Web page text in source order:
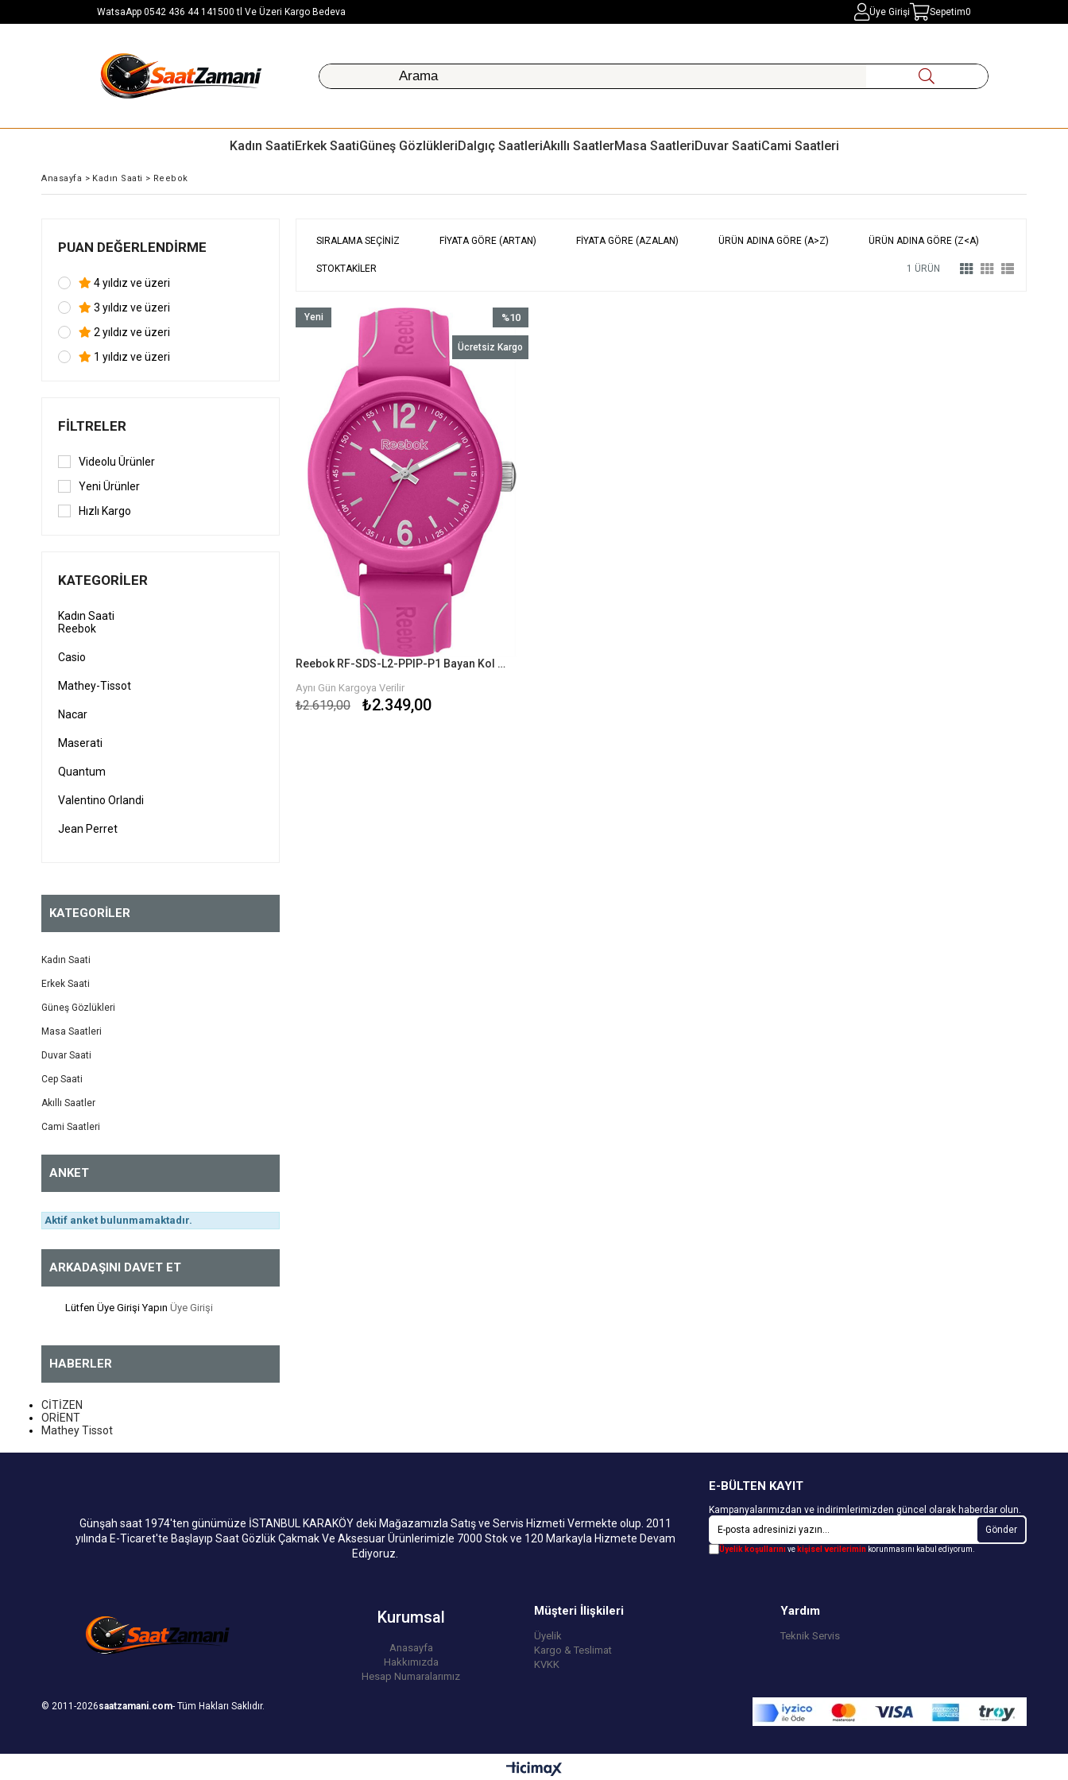
WatsaApp 0542 436 44 141500 tl Ve Üzeri Kargo Bedeva Üye Girişi Sepetim0
Kadın SaatiErkek SaatiGüneş GözlükleriDalgıç SaatleriAkıllı SaatlerMasa SaatleriDuvar SaatiCami Saatleri
Anasayfa > Kadın Saati > Reebok
PUAN DEĞERLENDIRME
4 yıldız ve üzeri
3 yıldız ve üzeri
2 yıldız ve üzeri
1 yıldız ve üzeri
FILTRELER
Videolu Ürünler
Yeni Ürünler
Hızlı Kargo
KATEGORILER
Kadın Saati
Reebok
Casio
Mathey-Tissot
Nacar
Maserati
Quantum
Valentino Orlandi
Jean Perret
Pierre Cardin
Ann Taylor
Wainer
Essence
Gant
Up Watch
Raymond Weil
Orient
Hislon
Fontenay
Dice Kayek
Seiko
Q&Q
Navimarine
KATEGORİLER
Kadın Saati
Erkek Saati
Güneş Gözlükleri
Masa Saatleri
Duvar Saati
Cep Saati
Akıllı Saatler
Cami Saatleri
ANKET
Aktif anket bulunmamaktadır.
ARKADAŞINI DAVET ET
Lütfen Üye Girişi Yapın Üye Girişi
HABERLER
CİTİZEN
ORİENT
Mathey Tissot
SIRALAMA SEÇINIZ FIYATA GÖRE (ARTAN) FIYATA GÖRE (AZALAN) ÜRÜN ADINA GÖRE (A>Z) ÜRÜN ADINA GÖRE (Z<A)
STOKTAKILER 1 ÜRÜN
Reebok RF-SDS-L2-PPIP-P1 Bayan Kol Saati
Aynı Gün Kargoya Verilir
₺2.349,00
₺2.619,00
%10
İndirim
%10İndirim
Ücretsiz Kargo
Yeni
Günşah saat 1974'ten günümüze İSTANBUL KARAKÖY deki Mağazamızla Satış ve Servis Hizmeti Vermekte olup. 2011
yılında E-Ticaret'te Başlayıp Saat Gözlük Çakmak Ve Aksesuar Ürünlerimizle 7000 Stok ve 120 Markayla Hizmete Devam
Ediyoruz.
E-BÜLTEN KAYIT
Kampanyalarımızdan ve indirimlerimizden güncel olarak haberdar olun.
Gönder
Üyelik koşullarınıve kişisel verilerimin korunmasını kabul ediyorum.
Kurumsal
Anasayfa
Hakkımızda
Hesap Numaralarımız
Müşteri İlişkileri
Üyelik
Kargo & Teslimat
KVKK
Yardım
Teknik Servis
© 2011-2026saatzamani.com- Tüm Hakları Saklıdır.